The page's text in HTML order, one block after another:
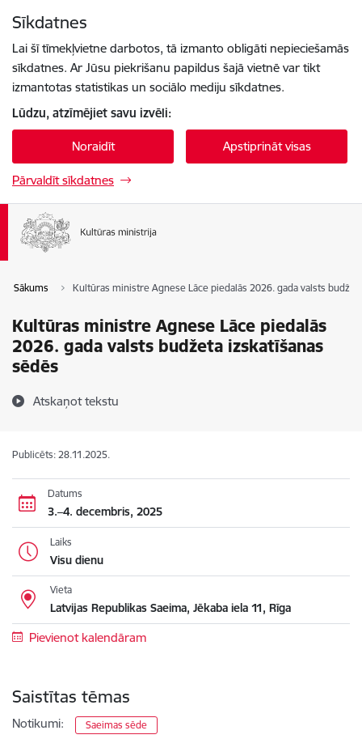
Sīkdatnes
Lai šī tīmekļvietne darbotos, tā izmanto obligāti nepieciešamās
sīkdatnes. Ar Jūsu piekrišanu papildus šajā vietnē var tikt
izmantotas statistikas un sociālo mediju sīkdatnes.
Lūdzu, atzīmējiet savu izvēli:
Noraidīt Apstiprināt visas
Pārvaldīt sīkdatnes
Sākums Kultūras ministre Agnese Lāce piedalās 2026. gada valsts
Kultūras ministre Agnese Lāce piedalās
2026. gada valsts budžeta izskatīšanas
sēdēs
Atskaņot tekstu
Publicēts: 28.11.2025.
Datums
3.–4. decembris, 2025
Laiks
Visu dienu
Vieta
Latvijas Republikas Saeima, Jēkaba iela 11, Rīga
Pievienot kalendāram
Saistītas tēmas
Notikumi: Saeimas sēde